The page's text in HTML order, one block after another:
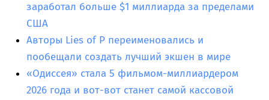
заработал больше $1 миллиарда за пределами
США
Авторы Lies of P переименовались и
пообещали создать лучший экшен в мире
«Одиссея» стала 5 фильмом-миллиардером
2026 года и вот-вот станет самой кассовой